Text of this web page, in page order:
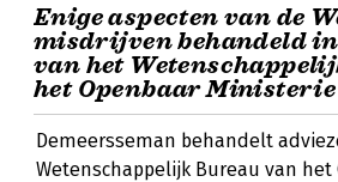
Enige aspecten van de
misdrijven behandeld
van het
het Openbaar Ministerie
Demeersseman behandelt
Wetenschappelijk Bureau van het